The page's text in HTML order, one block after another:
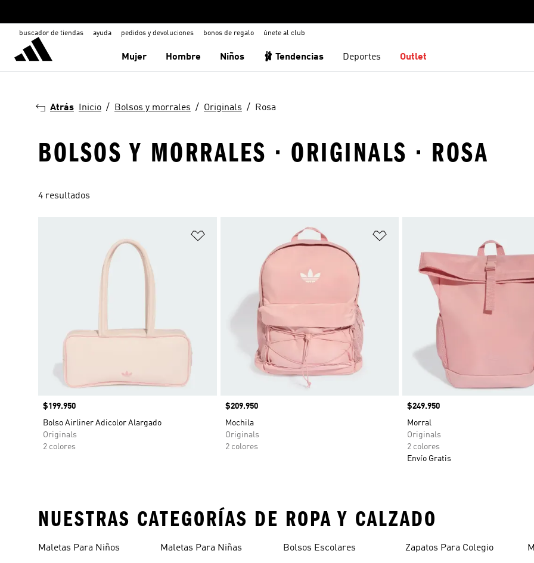
buscador de tiendas ayuda pedidos y devoluciones bonos de regalo únete al club
Mujer Hombre Niños 🩰 Tendencias Deportes Outlet
Atrás Inicio Bolsos y morrales Originals Rosa
BOLSOS Y MORRALES · ORIGINALS · ROSA
4 resultados
Añadir a la lista de deseos
Precio
$199.950
Bolso Airliner Adicolor Alargado
Originals
2 colores
Precio
$209.950
Mochila
Originals
2 colores
Precio
$249.950
Morral
Originals
2 colores
Envío Gratis
NUESTRAS CATEGORÍAS DE ROPA Y CALZADO
Maletas Para Niños Maletas Para Niñas Bolsos Escolares Zapatos Para Colegio